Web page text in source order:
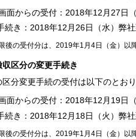
面からの受付：2018年12月27日
続き：2018年12月26日（水）弊
後の受付分は、2019年1月4日（金）以
収区分の変更手続き
分変更手続の受付は以下のとお
面からの受付：2018年12月19日
続き：2018年12月18日（火）弊
後の受付分は、2019年1月4日（金）以